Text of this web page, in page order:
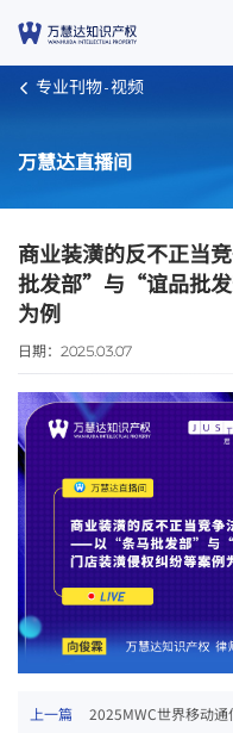
专业刊物 视频
万慧达直播间
商业装潢的反不正当
批发部”与“谊品批
为例
日期： 2025.03.07
上一篇 2025MWC世界移动